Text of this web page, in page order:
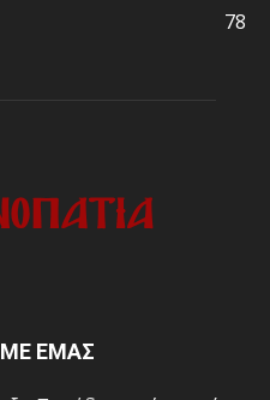
78
ΜΕ ΕΜΑΣ